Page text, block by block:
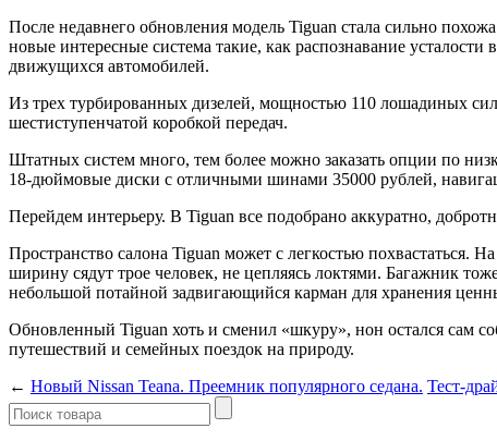
После недавнего обновления модель Tiguan стала сильно
новые интересные система такие, как распознавание усталости
движущихся автомобилей.
Из трех турбированных дизелей, мощностью 110 лошадиных
шестиступенчатой коробкой передач.
Штатных систем много, тем более можно заказать опции по
18-дюймовые диски с отличными шинами 35000 рублей,
Перейдем интерьеру. В Tiguan все подобрано аккуратно,
Пространство салона Tiguan может с легкостью похвастаться.
ширину сядут трое человек, не цепляясь локтями. Багажник
небольшой потайной задвигающийся карман для хранения
Обновленный Tiguan хоть и сменил «шкуру», нон остался сам
путешествий и семейных поездок на природу.
← Новый Nissan Teana. Преемник популярного седана. Тест-